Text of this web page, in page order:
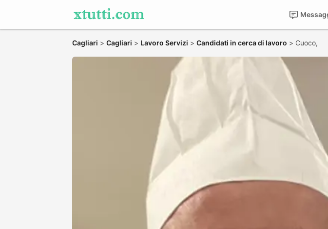
Cagliari > Cagliari > Lavoro Servizi > Candidati in cerca di lavoro > Cuoco,